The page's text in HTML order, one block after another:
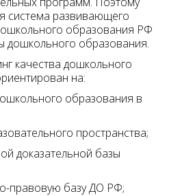
система развивающего
образования РФ
дошкольного образования.
качества дошкольного
на:
образования в
пространства;
доказательной базы
правовую базу ДО РФ;